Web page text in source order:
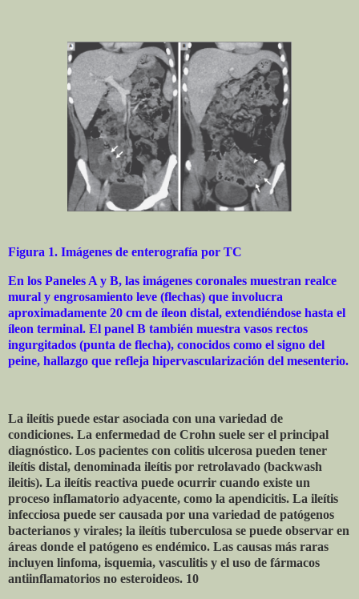
Figura 1. Imágenes de enterografía por TC
En los Paneles A y B, las imágenes coronales muestran realce
mural y engrosamiento leve (flechas) que involucra
aproximadamente 20 cm de íleon distal, extendiéndose hasta el
íleon terminal. El panel B también muestra vasos rectos
ingurgitados (punta de flecha), conocidos como el signo del
peine, hallazgo que refleja hipervascularización del mesenterio.
La ileítis puede estar asociada con una variedad de
condiciones. La enfermedad de Crohn suele ser el principal
diagnóstico. Los pacientes con colitis ulcerosa pueden tener
ileítis distal, denominada ileítis por retrolavado (backwash
ileitis). La ileítis reactiva puede ocurrir cuando existe un
proceso inflamatorio adyacente, como la apendicitis. La ileítis
infecciosa puede ser causada por una variedad de patógenos
bacterianos y virales; la ileítis tuberculosa se puede observar en
áreas donde el patógeno es endémico. Las causas más raras
incluyen linfoma, isquemia, vasculitis y el uso de fármacos
antiinflamatorios no esteroideos. 10